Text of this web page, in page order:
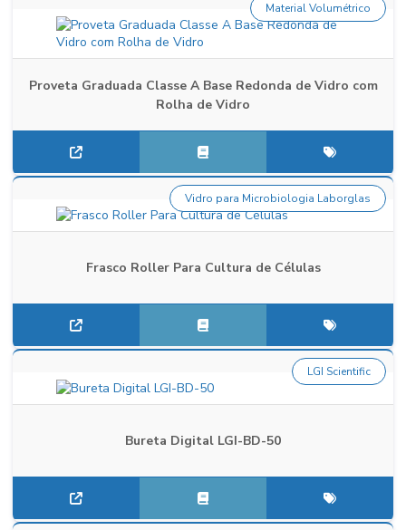
Proveta Graduada Classe A Base Redonda de Vidro com
Rolha de Vidro
Material Volumétrico
Frasco Roller Para Cultura de Células
Vidro para Microbiologia Laborglas
Bureta Digital LGI-BD-50
LGI Scientific